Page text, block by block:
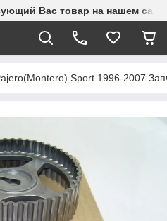
Вас товар на нашем
Sport 1996-2007